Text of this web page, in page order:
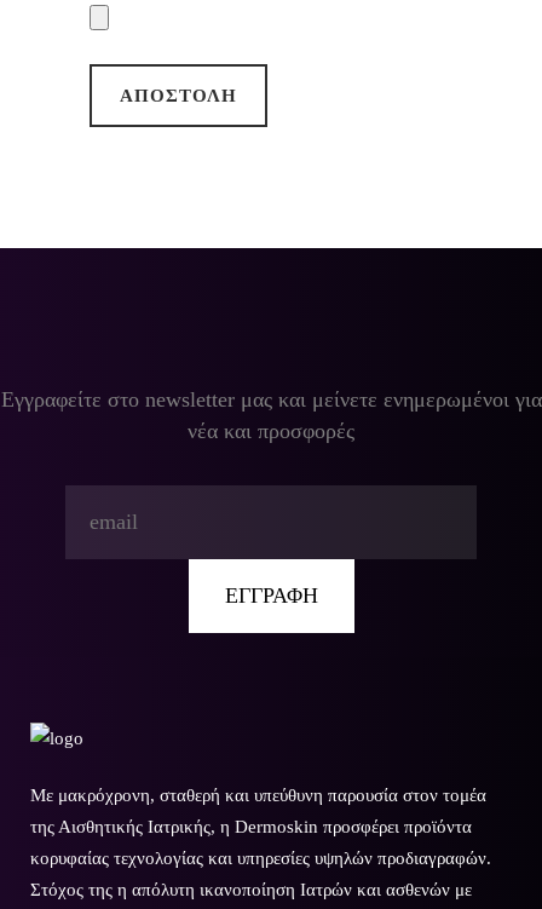
Εγγραφείτε στο newsletter μας και μείνετε ενημερωμένοι για
νέα και προσφορές
Με μακρόχρονη, σταθερή και υπεύθυνη παρουσία στον τομέα
της Αισθητικής Ιατρικής, η Dermoskin προσφέρει προϊόντα
κορυφαίας τεχνολογίας και υπηρεσίες υψηλών προδιαγραφών.
Στόχος της η απόλυτη ικανοποίηση Ιατρών και ασθενών με